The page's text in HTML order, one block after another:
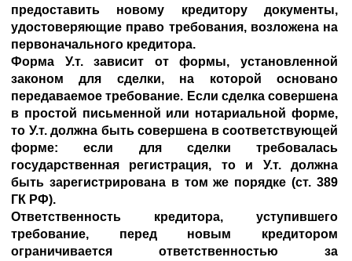
предоставить новому кредитору документы,
удостоверяющие право требования, возложена на
первоначального кредитора.
Форма У.т. зависит от формы, установленной
законом для сделки, на которой основано
передаваемое требование. Если сделка совершена
в простой письменной или нотариальной форме,
то У.т. должна быть совершена в соответствующей
форме: если для сделки требовалась
государственная регистрация, то и У.т. должна
быть зарегистрирована в том же порядке (ст. 389
ГК РФ).
Ответственность кредитора, уступившего
требование, перед новым кредитором
ограничивается ответственностью за